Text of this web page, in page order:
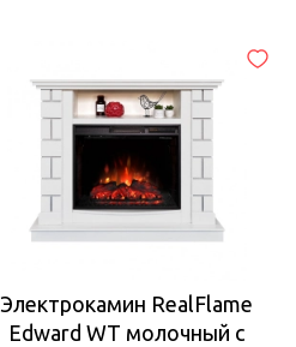
Купить
Электрокамин RealFlame
Edward WT молочный с